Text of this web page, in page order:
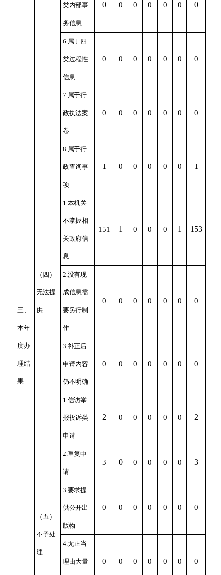
三、
本年
度办
理结
果
类内部事
务信息
0 0 0 0 0 0 0
6.属于四
类过程性
信息
0 0 0 0 0 0 0
7.属于行
政执法案
卷
0 0 0 0 0 0 0
8.属于行
政查询事
项
1 0 0 0 0 0 1
（四）
无法提
供
1.本机关
不掌握相
关政府信
息
151 1 0 0 0 1 153
2.没有现
成信息需
要另行制
作
0 0 0 0 0 0 0
3.补正后
申请内容
仍不明确
0 0 0 0 0 0 0
（五）
不予处
理
1.信访举
报投诉类
申请
2 0 0 0 0 0 2
2.重复申
请
3 0 0 0 0 0 3
3.要求提
供公开出
版物
0 0 0 0 0 0 0
4.无正当
理由大量 0 0 0 0 0 0 0